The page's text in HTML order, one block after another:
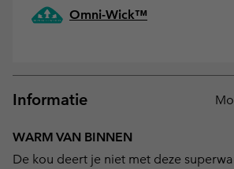
Omni-Wick™
Informatie
WARM VAN BINNEN
De kou deert je niet met deze